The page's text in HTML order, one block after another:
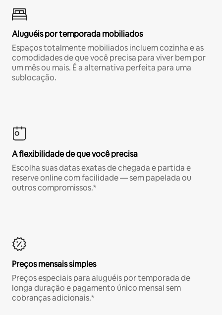
Aluguéis por temporada mobiliados
Espaços totalmente mobiliados incluem cozinha e as
comodidades de que você precisa para viver bem por
um mês ou mais. É a alternativa perfeita para uma
sublocação.
A flexibilidade de que você precisa
Escolha suas datas exatas de chegada e partida e
reserve online com facilidade — sem papelada ou
outros compromissos.*
Preços mensais simples
Preços especiais para aluguéis por temporada de
longa duração e pagamento único mensal sem
cobranças adicionais.*